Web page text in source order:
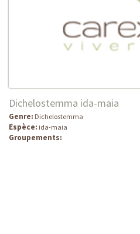
Dichelostemma ida-maia
Genre: Dichelostemma
Espèce: ida-maia
Groupements: